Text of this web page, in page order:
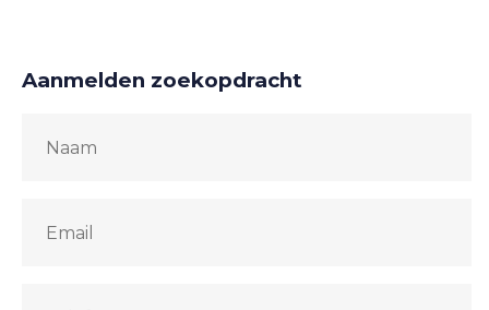
Aanmelden zoekopdracht